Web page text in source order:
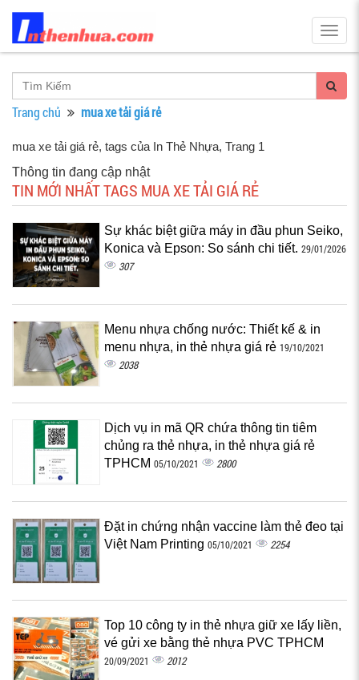
Trang chủ mua xe tải giá rẻ
mua xe tải giá rẻ, tags của In Thẻ Nhựa, Trang 1
Thông tin đang cập nhật
TIN MỚI NHẤT TAGS MUA XE TẢI GIÁ RẺ
Sự khác biệt giữa máy in đầu phun Seiko,
Konica và Epson: So sánh chi tiết. 29/01/2026
307
Menu nhựa chống nước: Thiết kế & in
menu nhựa, in thẻ nhựa giá rẻ 19/10/2021
2038
Dịch vụ in mã QR chứa thông tin tiêm
chủng ra thẻ nhựa, in thẻ nhựa giá rẻ
TPHCM 05/10/2021 2800
Đặt in chứng nhận vaccine làm thẻ đeo tại
Việt Nam Printing 05/10/2021 2254
Top 10 công ty in thẻ nhựa giữ xe lấy liền,
vé gửi xe bằng thẻ nhựa PVC TPHCM
20/09/2021 2012